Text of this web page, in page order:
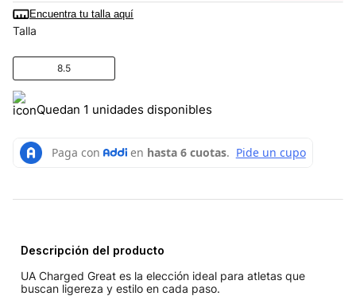
Encuentra tu talla aquí
Talla
8.5
Quedan 1 unidades disponibles
Descripción del producto
UA Charged Great es la elección ideal para atletas que
buscan ligereza y estilo en cada paso.